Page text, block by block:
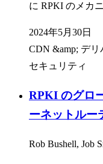
に RPKI のメカ
2024年5月30日
CDN &amp; デリ
セキュリティ
RPKI のグロ
ーネットルー
Rob Bushell, Job